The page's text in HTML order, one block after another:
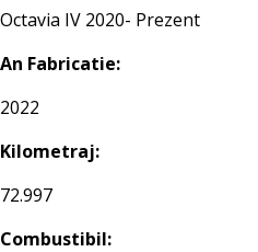
Octavia IV 2020- Prezent
An Fabricatie:
2022
Kilometraj:
72.997
Combustibil: